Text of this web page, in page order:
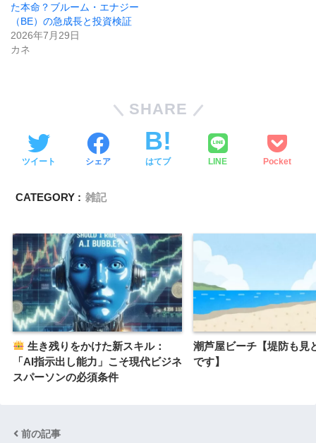
た本命？ブルーム・エナジー
（BE）の急成長と投資検証
2026年7月29日
カネ
SHARE
ツイート シェア はてブ LINE Pocket
CATEGORY : 雑記
生き残りをかけた新スキル：
「AI指示出し能力」こそ現代ビジネ
スパーソンの必須条件
潮芦屋ビーチ【堤防も見
です】
前の記事